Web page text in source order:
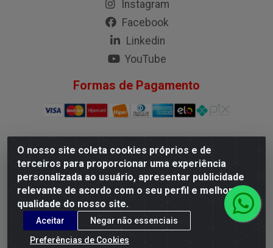
O nosso site coleta cookies próprios e de
terceiros para proporcionar uma experiência
personalizada ao usuário, apresentar publicidade
relevante de acordo com o seu perfil e melhorar a
qualidade do nosso site.
Aceitar
Negar não essenciais
Preferências de Cookies
Instagram
Facebook
Linkedin
YouTube
Formas de Pagamento
G.M.I. Distribuidora LTDA - Rua Conselheiro Pena, 50 - Santa
Branca, Belo Horizonte/MG - CEP 31.710-150 - CNPJ
04.098.359/0001-02